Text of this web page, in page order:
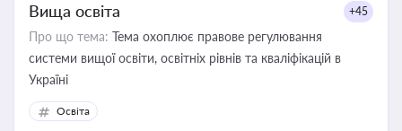
Вища освіта +45
Про що тема: Тема охоплює правове регулювання
системи вищої освіти, освітніх рівнів та кваліфікацій в
Україні
Освіта